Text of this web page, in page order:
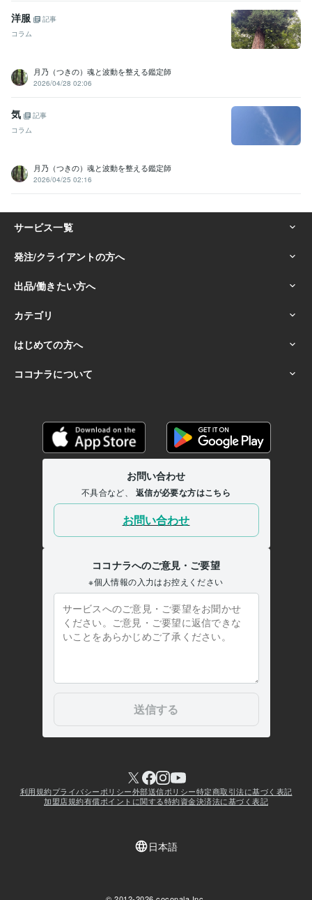
洋服
記事
コラム
月乃（つきの）魂と波動を整える鑑定師
2026/04/28 02:06
気
記事
コラム
月乃（つきの）魂と波動を整える鑑定師
2026/04/25 02:16